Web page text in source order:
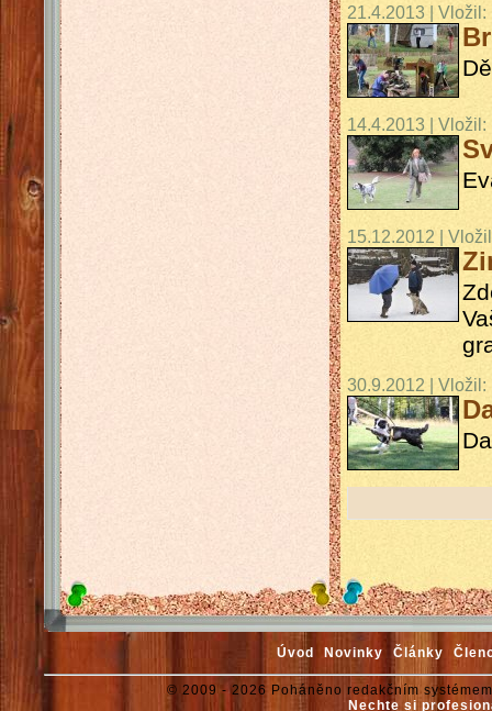
21.4.2013 | Vložil:
14.4.2013 | Vložil:
15.12.2012 |
30.9.2012 | Vložil:
Úvod Novinky Články
© 2009 - 2026 Poháněno redakčním
Nechte si